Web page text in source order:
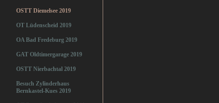
OSTT Diemelsee 2019
OT Lüdenscheid 2019
OA Bad Fredeburg 2019
GAT Oldtimergarage 2019
OSTT Nierbachtal 2019
Besuch Zylinderhaus
Bernkastel-Kues 2019